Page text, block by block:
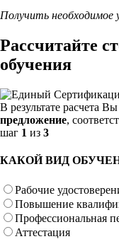
Получить необходимое
Рассчитайте
обучения
В результате расчета
предложение,
шаг 1 из 3
КАКОЙ ВИД
Рабочие
Повышение
Профессиональная
Аттестация